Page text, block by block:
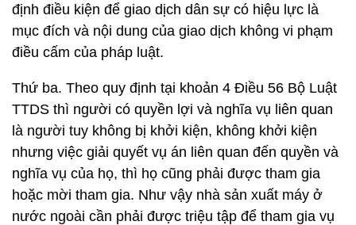
định điều kiện để giao dịch dân sự có hiệu lực là
mục đích và nội dung của giao dịch không vi phạm
điều cấm của pháp luật.
Thứ ba. Theo quy định tại khoản 4 Điều 56 Bộ Luật
TTDS thì người có quyền lợi và nghĩa vụ liên quan
là người tuy không bị khởi kiện, không khởi kiện
nhưng việc giải quyết vụ án liên quan đến quyền và
nghĩa vụ của họ, thì họ cũng phải được tham gia
hoặc mời tham gia. Như vậy nhà sản xuất máy ở
nước ngoài cần phải được triệu tập để tham gia vụ